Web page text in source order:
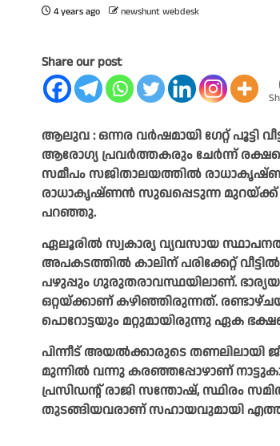
4 years ago newshunt webdesk
Share our post
ആലുവ : ഒന്നര വർഷമായി ഗേറ്റ് പൂട്ടി
ആരോഗ്യ പ്രവർത്തകരും ചേർന്ന്
സമീപം സജിതാലയത്തിൽ
രാധാകൃഷ്ണൻ സുഖപ്പെടുന്ന മുറയ്ക്ക്
പറഞ്ഞു.
ഏലൂരിൽ സ്വകാര്യ വ്യവസായ
അപകടത്തിൽ കാലിന് പരിക്കേറ്റ്
പഴുപ്പും ഗുരുതരാവസ്ഥയിലാണ്.
ഒറ്റയ്ക്കാണ് കഴിഞ്ഞിരുന്നത്.
പൊറോട്ടയും മറ്റുമായിരുന്നു ഏക
പിന്നീട് അയൽക്കാരുടെ തണലിലായി
മുന്നിൽ വന്നു കരഞ്ഞപ്പോഴാണ്
പ്രസിഡന്റ് രാജി സന്തോഷ്, സ്ഥിരം
തുടങ്ങിയവരാണ് സഹായവുമായി